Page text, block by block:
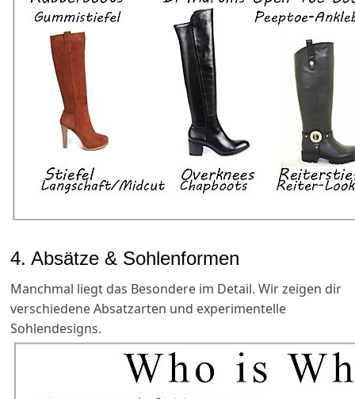
4. Absätze & Sohlenformen
Manchmal liegt das Besondere im Detail. Wir zeigen dir
verschiedene Absatzarten und experimentelle
Sohlendesigns.